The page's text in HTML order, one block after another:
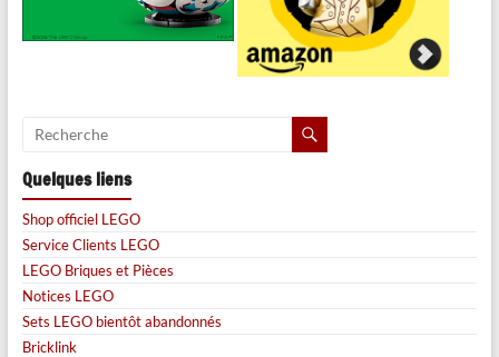
Quelques liens
Shop officiel LEGO
Service Clients LEGO
LEGO Briques et Pièces
Notices LEGO
Sets LEGO bientôt abandonnés
Bricklink